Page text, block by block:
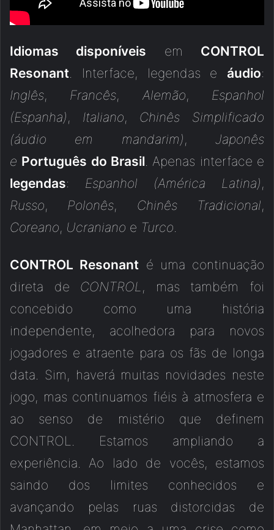
Idiomas disponíveis em CONTROL
Resonant . Interface, legendas e áudio:
Inglês, Francês, Alemão, Espanhol
(Espanha), Italiano, Chinês Simplificado
(áudio em mandarim),Japonês
e Português do Brasil . Apenas interface e
legendas: Espanhol (América Latina),
Russo, Polonês, Chinês Tradicional,
Coreano, Ucraniano e Turco
CONTROL Resonant é uma continuação
direta de CONTROL , mas também foi
concebido como uma história
independente, acolhedora para novos
jogadores e atraente para os fãs de longa
data. Sim, haverá muitas novidades neste
jogo, mas continuamos fiéis à atmosfera e
ao senso de mistério que definem
CONTROL. Estamos ampliando a
experiência. Ao lado de vocês, estamos
saindo dos limites conhecidos e
avançando pelas ruas distorcidas de